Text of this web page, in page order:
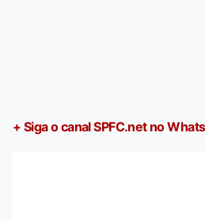
+ Siga o canal SPFC.net no